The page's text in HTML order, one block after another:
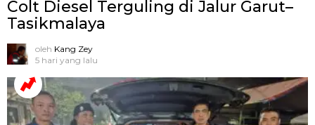
Colt Diesel Terguling di Jalur Garut–
Tasikmalaya
oleh Kang Zey
5 hari yang lalu